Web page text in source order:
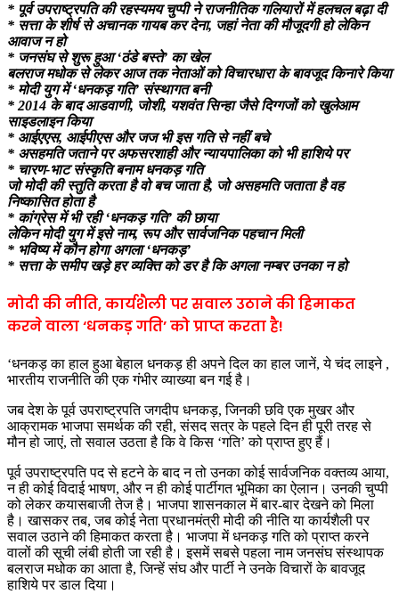
* पूर्व उपराष्ट्रपति की रहस्यमय चुप्पी ने राजनीतिक गलियारों में हलचल बढ़ा दी
* सत्ता के शीर्ष से अचानक गायब कर देना, जहां नेता की मौजूदगी हो लेकिन
आवाज न हो
* जनसंघ से शुरू हुआ ‘ठंडे बस्ते’ का खेल
बलराज मधोक से लेकर आज तक नेताओं को विचारधारा के बावजूद किनारे किया
* मोदी युग में ‘धनकड़ गति’ संस्थागत बनी
* 2014 के बाद आडवाणी, जोशी, यशवंत सिन्हा जैसे दिग्गजों को खुलेआम
साइडलाइन किया
* आईएएस, आईपीएस और जज भी इस गति से नहीं बचे
* असहमति जताने पर अफसरशाही और न्यायपालिका को भी हाशिये पर
* चारण-भाट संस्कृति बनाम धनकड़ गति
जो मोदी की स्तुति करता है वो बच जाता है, जो असहमति जताता है वह
निष्कासित होता है
* कांग्रेस में भी रही ‘धनकड़ गति’ की छाया
लेकिन मोदी युग में इसे नाम, रूप और सार्वजनिक पहचान मिली
* भविष्य में कौन होगा अगला ‘धनकड़’
* सत्ता के समीप खड़े हर व्यक्ति को डर है कि अगला नम्बर उनका न हो
मोदी की नीति, कार्यशैली पर सवाल उठाने की हिमाकत
करने वाला ‘धनकड़ गति’ को प्राप्त करता है!
‘धनकड़ का हाल हुआ बेहाल धनकड़ ही अपने दिल का हाल जानें, ये चंद लाइने ,
भारतीय राजनीति की एक गंभीर व्याख्या बन गई है।
जब देश के पूर्व उपराष्ट्रपति जगदीप धनकड़, जिनकी छवि एक मुखर और
आक्रामक भाजपा समर्थक की रही, संसद सत्र के पहले दिन ही पूरी तरह से
मौन हो जाएं, तो सवाल उठता है कि वे किस ‘गति’ को प्राप्त हुए हैं।
पूर्व उपराष्ट्रपति पद से हटने के बाद न तो उनका कोई सार्वजनिक वक्तव्य आया,
न ही कोई विदाई भाषण, और न ही कोई पार्टीगत भूमिका का ऐलान। उनकी चुप्पी
को लेकर कयासबाजी तेज है। भाजपा शासनकाल में बार-बार देखने को मिला
है। खासकर तब, जब कोई नेता प्रधानमंत्री मोदी की नीति या कार्यशैली पर
सवाल उठाने की हिमाकत करता है। भाजपा में धनकड़ गति को प्राप्त करने
वालों की सूची लंबी होती जा रही है। इसमें सबसे पहला नाम जनसंघ संस्थापक
बलराज मधोक का आता है, जिन्हें संघ और पार्टी ने उनके विचारों के बावजूद
हाशिये पर डाल दिया।